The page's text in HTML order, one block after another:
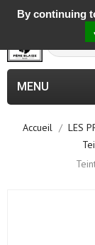
MENU
Accueil LES
By continuing